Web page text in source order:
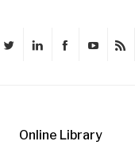
Online Library